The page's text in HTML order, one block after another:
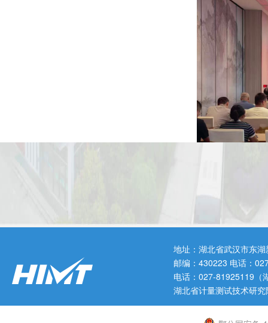
地址：湖北省武汉市东
邮编：430223 电话：
电话：027-81925119（
湖北省计量测试技术研